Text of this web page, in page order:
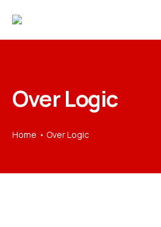
Over Logic
Home Over Logic